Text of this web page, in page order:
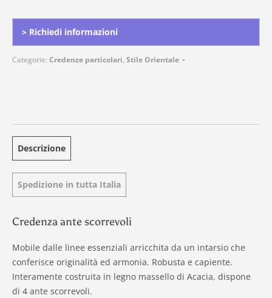
> Richiedi informazioni
Categorie: Credenze particolari, Stile Orientale
Descrizione
Spedizione in tutta Italia
Credenza ante scorrevoli
Mobile dalle linee essenziali arricchita da un intarsio che
conferisce originalità ed armonia. Robusta e capiente.
Interamente costruita in legno massello di Acacia, dispone
di 4 ante scorrevoli.